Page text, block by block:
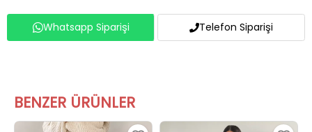
Whatsapp Siparişi Telefon Siparişi
BENZER ÜRÜNLER